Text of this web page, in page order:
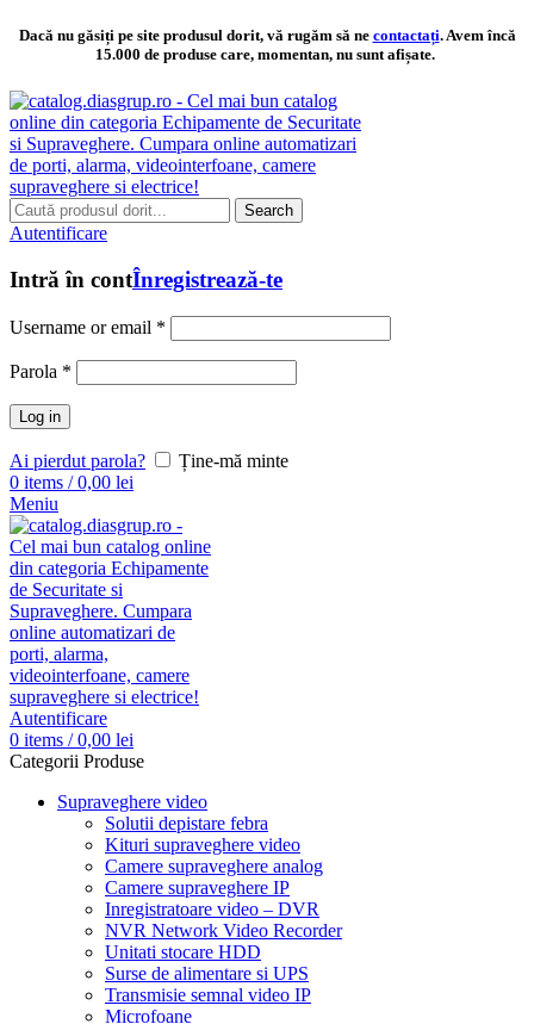
Dacă nu găsiți pe site produsul dorit, vă rugăm să ne contactați. Avem încă
15.000 de produse care, momentan, nu sunt afișate.
Search
Autentificare
Intră în contÎnregistrează-te
Username or email *
Parola *
Log in
Ai pierdut parola?
Ține-mă minte
0 items / 0,00 lei
Meniu
Autentificare
0 items / 0,00 lei
Categorii Produse
Supraveghere video
Solutii depistare febra
Kituri supraveghere video
Camere supraveghere analog
Camere supraveghere IP
Inregistratoare video – DVR
NVR Network Video Recorder
Unitati stocare HDD
Surse de alimentare si UPS
Transmisie semnal video IP
Microfoane